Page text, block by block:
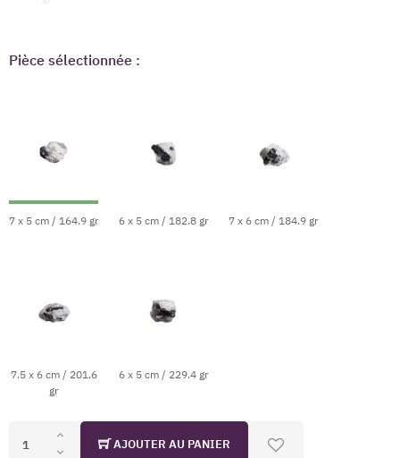
Pièce sélectionnée :
7 x 5 cm / 164.9 gr 6 x 5 cm / 182.8 gr 7 x 6 cm / 184.9 gr
7.5 x 6 cm / 201.6
gr
6 x 5 cm / 229.4 gr
AJOUTER AU PANIER